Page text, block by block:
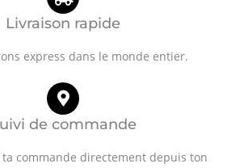
Livraison rapide
express dans le monde entier.
de commande
commande directement depuis ton